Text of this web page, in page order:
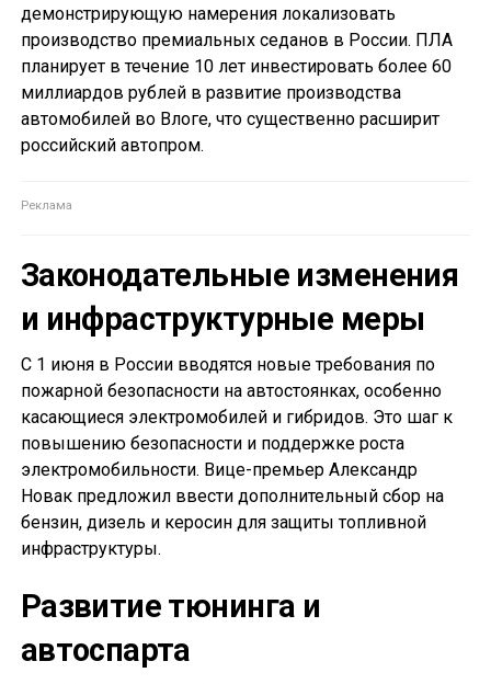
демонстрирующую намерения локализовать
производство премиальных седанов в России. ПЛА
планирует в течение 10 лет инвестировать более 60
миллиардов рублей в развитие производства
автомобилей во Влоге, что существенно расширит
российский автопром.
Законодательные изменения
и инфраструктурные меры
С 1 июня в России вводятся новые требования по
пожарной безопасности на автостоянках, особенно
касающиеся электромобилей и гибридов. Это шаг к
повышению безопасности и поддержке роста
электромобильности. Вице-премьер Александр
Новак предложил ввести дополнительный сбор на
бензин, дизель и керосин для защиты топливной
инфраструктуры.
Развитие тюнинга и
автоспарта